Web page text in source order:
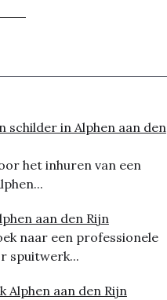
schilder in Alphen aan den
het inhuren van een
aan den Rijn
naar een professionele
spuitwerk...
Alphen aan den Rijn